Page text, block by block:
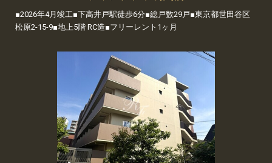
■2026年4月竣工■下高井戸駅徒歩6分■総戸数29戸■東京都世田谷区
松原2-15-9■地上5階 RC造■フリーレント1ヶ月